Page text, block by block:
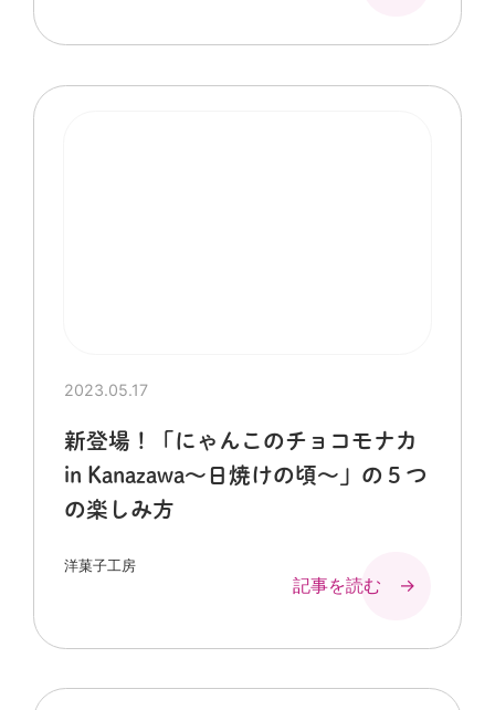
2023.05.17
新登場！「にゃんこのチョコモナカ
in Kanazawa～日焼けの頃～」の５つ
の楽しみ方
洋菓子工房
記事を読む →